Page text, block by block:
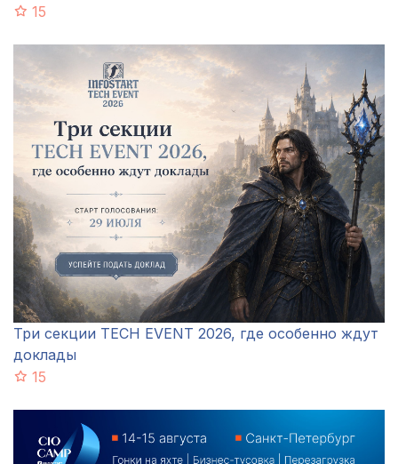
15
Три секции TECH EVENT 2026, где особенно ждут
доклады
15